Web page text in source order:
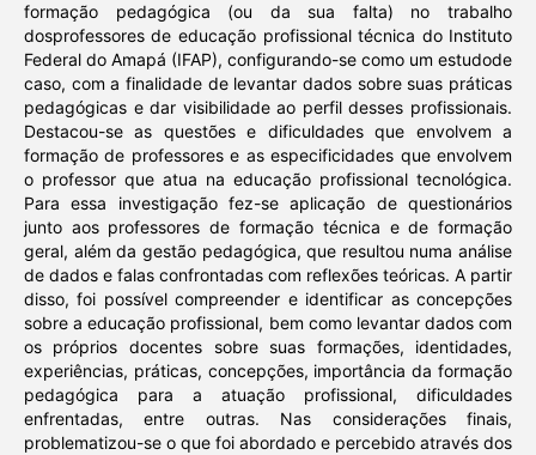
formação pedagógica (ou da sua falta) no trabalho
dosprofessores de educação profissional técnica do Instituto
Federal do Amapá (IFAP), configurando-se como um estudode
caso, com a finalidade de levantar dados sobre suas práticas
pedagógicas e dar visibilidade ao perfil desses profissionais.
Destacou-se as questões e dificuldades que envolvem a
formação de professores e as especificidades que envolvem
o professor que atua na educação profissional tecnológica.
Para essa investigação fez-se aplicação de questionários
junto aos professores de formação técnica e de formação
geral, além da gestão pedagógica, que resultou numa análise
de dados e falas confrontadas com reflexões teóricas. A partir
disso, foi possível compreender e identificar as concepções
sobre a educação profissional, bem como levantar dados com
os próprios docentes sobre suas formações, identidades,
experiências, práticas, concepções, importância da formação
pedagógica para a atuação profissional, dificuldades
enfrentadas, entre outras. Nas considerações finais,
problematizou-se o que foi abordado e percebido através dos